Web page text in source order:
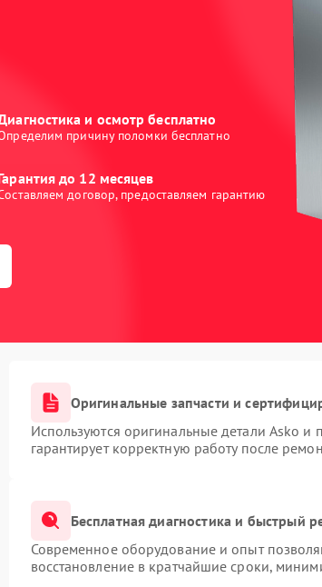
и осмотр бесплатно
причину поломки бесплатно
до 12 месяцев
договор, предоставляем гарантию
Оригинальные запчасти и
Используются оригинальные детали Asko
гарантирует корректную работу после
Бесплатная диагностика и быстрый
Современное оборудование и опыт
восстановление в кратчайшие сроки,